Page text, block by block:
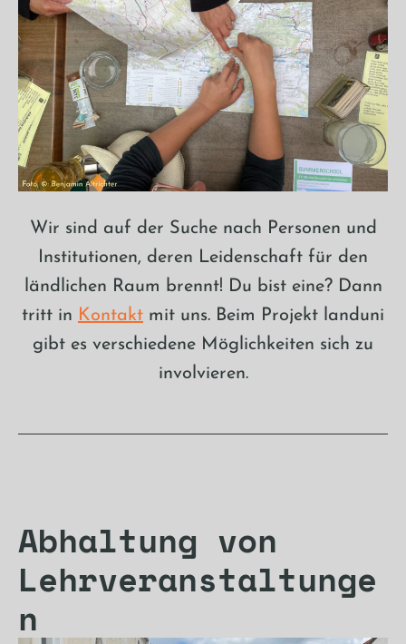
Wir sind auf der Suche nach Personen und
Institutionen, deren Leidenschaft für den
ländlichen Raum brennt! Du bist eine? Dann
tritt in Kontakt mit uns. Beim Projekt landuni
gibt es verschiedene Möglichkeiten sich zu
involvieren.
Abhaltung von
Lehrveranstaltunge
n